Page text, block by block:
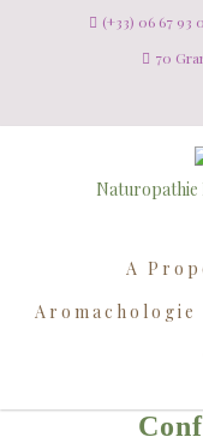
(+33) 06 67 93
70
Naturopathie
A
Aromachologie